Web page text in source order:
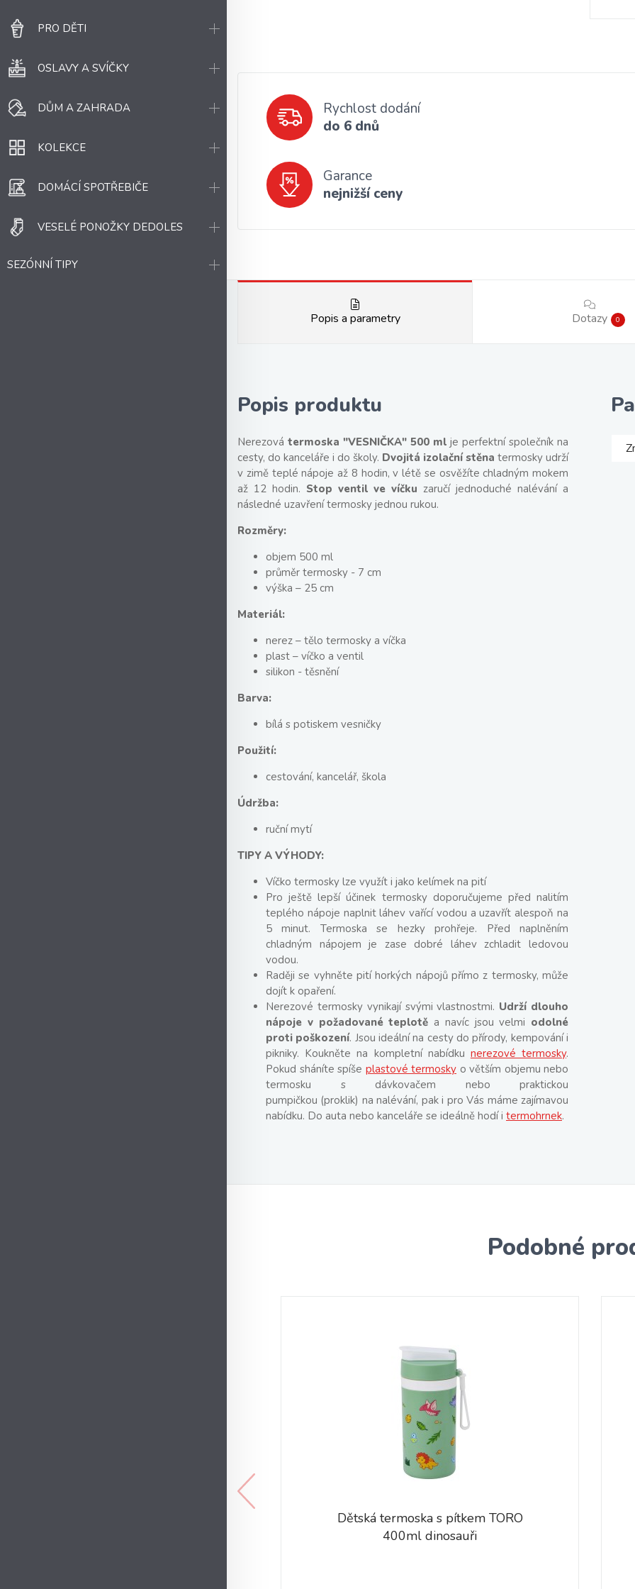
PRO DĚTI
OSLAVY A SVÍČKY
DŮM A ZAHRADA
KOLEKCE
DOMÁCÍ SPOTŘEBIČE
VESELÉ PONOŽKY DEDOLES
SEZÓNNÍ TIPY
Rychlost dodání
do 6 dnů
Garance
nejnižší ceny
Popis a parametry Dotazy 0
Popis produktu
Nerezová termoska "VESNIČKA" 500 ml je perfektní společník na
cesty, do kanceláře i do školy. Dvojitá izolační stěna termosky udrží
v zimě teplé nápoje až 8 hodin, v létě se osvěžíte chladným mokem
až 12 hodin. Stop ventil ve víčku zaručí jednoduché nalévání a
následné uzavření termosky jednou rukou.
Rozměry:
objem 500 ml
průměr termosky - 7 cm
výška – 25 cm
Materiál:
nerez – tělo termosky a víčka
plast – víčko a ventil
silikon - těsnění
Barva:
bílá s potiskem vesničky
Použití:
cestování, kancelář, škola
Údržba:
ruční mytí
TIPY A VÝHODY:
Víčko termosky lze využít i jako kelímek na pití
Pro ještě lepší účinek termosky doporučujeme před nalitím
teplého nápoje naplnit láhev vařící vodou a uzavřít alespoň na
5 minut. Termoska se hezky prohřeje. Před naplněním
chladným nápojem je zase dobré láhev zchladit ledovou
vodou.
Raději se vyhněte pití horkých nápojů přímo z termosky, může
dojít k opaření.
Nerezové termosky vynikají svými vlastnostmi. Udrží dlouho
nápoje v požadované teplotě a navíc jsou velmi odolné
proti poškození. Jsou ideální na cesty do přírody, kempování i
pikniky. Koukněte na kompletní nabídku nerezové termosky.
Pokud sháníte spíše plastové termosky o větším objemu nebo
termosku s dávkovačem nebo praktickou
pumpičkou (proklik) na nalévání, pak i pro Vás máme zajímavou
nabídku. Do auta nebo kanceláře se ideálně hodí i termohrnek.
Podobné
Dětská termoska s pítkem TORO
400ml dinosauři